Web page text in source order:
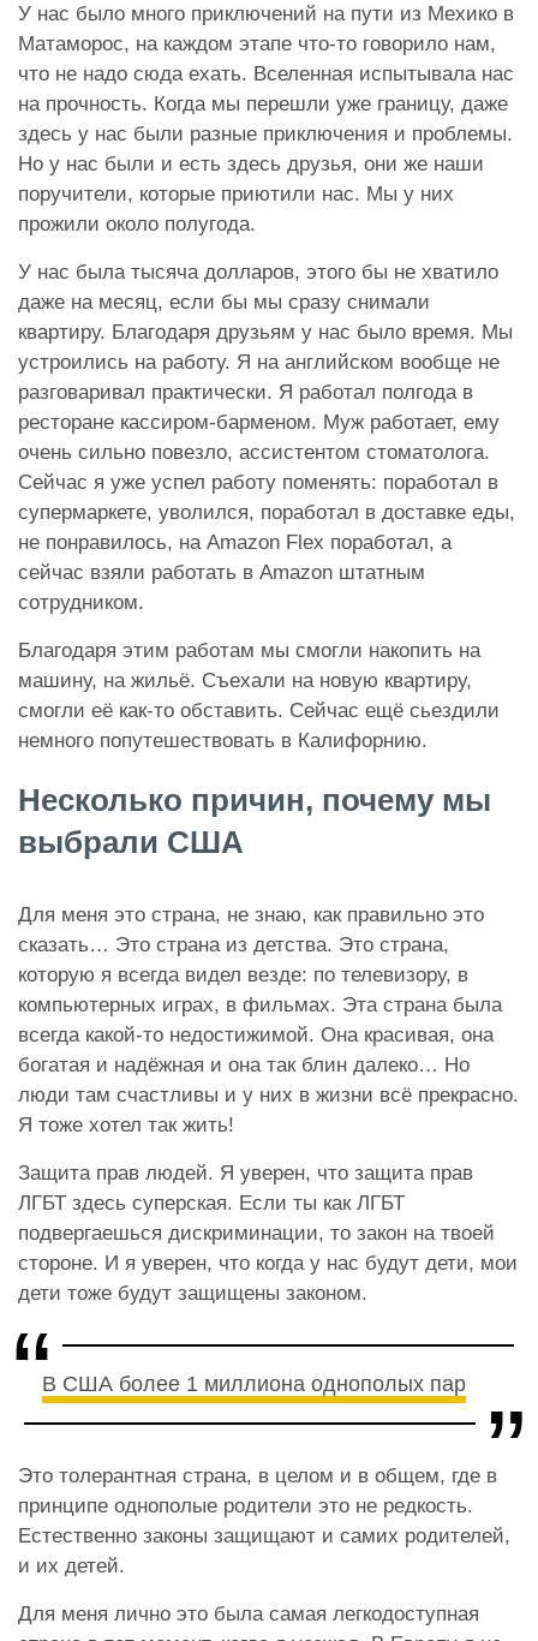
У нас было много приключений на пути из Мехико в
Матаморос, на каждом этапе что-то говорило нам,
что не надо сюда ехать. Вселенная испытывала нас
на прочность. Когда мы перешли уже границу, даже
здесь у нас были разные приключения и проблемы.
Но у нас были и есть здесь друзья, они же наши
поручители, которые приютили нас. Мы у них
прожили около полугода.
У нас была тысяча долларов, этого бы не хватило
даже на месяц, если бы мы сразу снимали
квартиру. Благодаря друзьям у нас было время. Мы
устроились на работу. Я на английском вообще не
разговаривал практически. Я работал полгода в
ресторане кассиром-барменом. Муж работает, ему
очень сильно повезло, ассистентом стоматолога.
Сейчас я уже успел работу поменять: поработал в
супермаркете, уволился, поработал в доставке еды,
не понравилось, на Amazon Flex поработал, а
сейчас взяли работать в Amazon штатным
сотрудником.
Благодаря этим работам мы смогли накопить на
машину, на жильё. Съехали на новую квартиру,
смогли её как-то обставить. Сейчас ещё сьездили
немного попутешествовать в Калифорнию.
Несколько причин, почему мы
выбрали США
Для меня это страна, не знаю, как правильно это
сказать… Это страна из детства. Это страна,
которую я всегда видел везде: по телевизору, в
компьютерных играх, в фильмах. Эта страна была
всегда какой-то недостижимой. Она красивая, она
богатая и надёжная и она так блин далеко… Но
люди там счастливы и у них в жизни всё прекрасно.
Я тоже хотел так жить!
Защита прав людей. Я уверен, что защита прав
ЛГБТ здесь суперская. Если ты как ЛГБТ
подвергаешься дискриминации, то закон на твоей
стороне. И я уверен, что когда у нас будут дети, мои
дети тоже будут защищены законом.
В США более 1 миллиона однополых пар
Это толерантная страна, в целом и в общем, где в
принципе однополые родители это не редкость.
Естественно законы защищают и самих родителей,
и их детей.
Для меня лично это была самая легкодоступная